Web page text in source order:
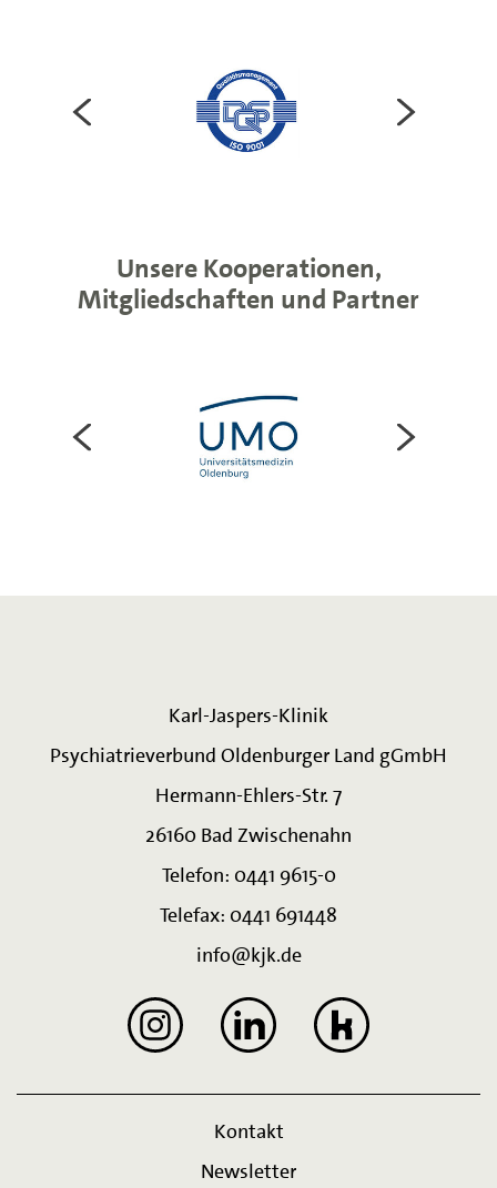
Unsere Kooperationen,
Mitgliedschaften und Partner
Karl-Jaspers-Klinik
Psychiatrieverbund Oldenburger Land gGmbH
Hermann-Ehlers-Str. 7
26160 Bad Zwischenahn
Telefon: 0441 9615-0
Telefax: 0441 691448
info@kjk.de
Kontakt
Newsletter